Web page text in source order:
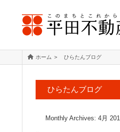
ホーム ひらたんブログ
ひらたんブログ
Monthly Archives: 4月